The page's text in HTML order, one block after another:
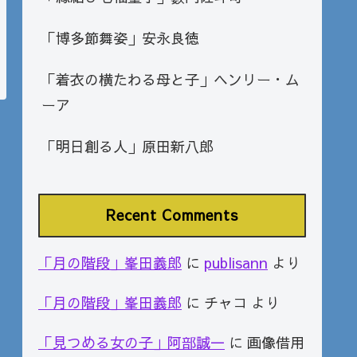
「博多節舞姿」安永良徳
「着衣の横たわる母と子」ヘンリー・ム
ーア
「明日創る人」原田新八郎
Recent Comments
「月の階段」峯田義郎 に publisann より
「月の階段」峯田義郎 に チャコ より
「見つめる女の子」阿部誠一 に 画像借用